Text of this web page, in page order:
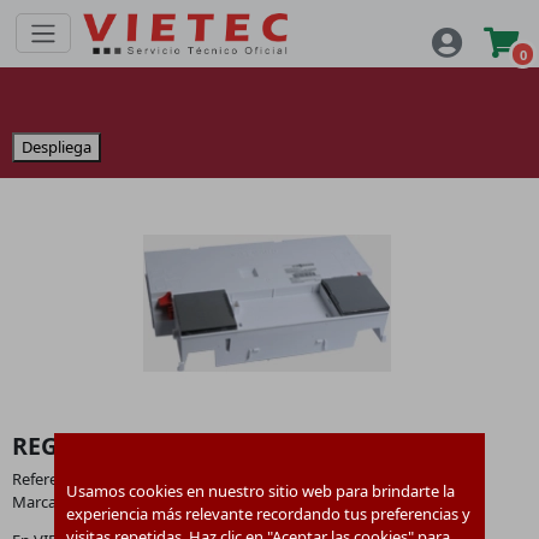
Usamos cookies en nuestro sitio web para brindarte la
experiencia más relevante recordando tus preferencias y
0
Despliega
REGELUNG 7838383
Referencia:
Marca:
Viessmann